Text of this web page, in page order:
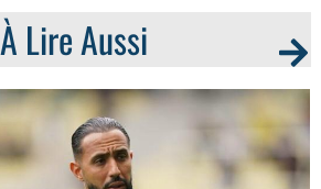
À Lire Aussi